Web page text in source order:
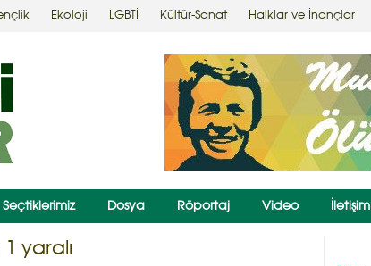
Ekoloji LGBTİ Kültür-Sanat Halklar ve İnançlar
Seçtiklerimiz Dosya Röportaj Video İletişim
yaralı